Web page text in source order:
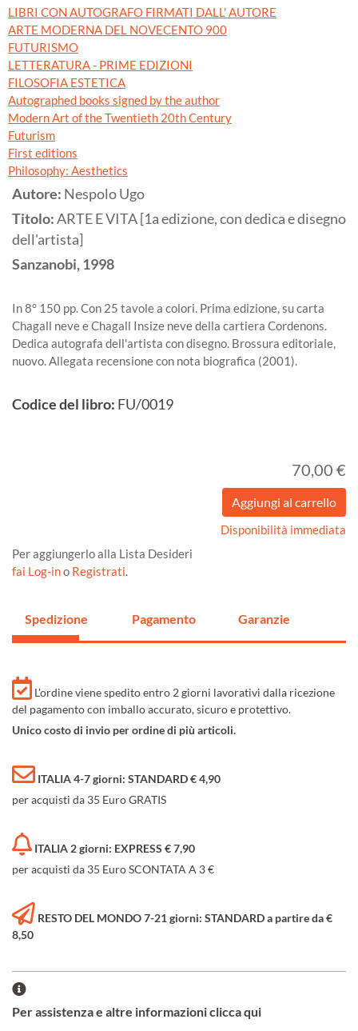
LIBRI CON AUTOGRAFO FIRMATI DALL' AUTORE
ARTE MODERNA DEL NOVECENTO 900
FUTURISMO
LETTERATURA - PRIME EDIZIONI
FILOSOFIA ESTETICA
Autographed books signed by the author
Modern Art of the Twentieth 20th Century
Futurism
First editions
Philosophy: Aesthetics
Autore: Nespolo Ugo
Titolo:ARTE E VITA [1a edizione, con dedica e disegno
dell'artista]
Sanzanobi,1998
In 8° 150 pp. Con 25 tavole a colori. Prima edizione, su carta
Chagall neve e Chagall Insize neve della cartiera Cordenons.
Dedica autografa dell'artista con disegno. Brossura editoriale,
nuovo. Allegata recensione con nota biografica (2001).
Codice del libro: FU/0019
70,00 €
Disponibilità immediata
Per aggiungerlo alla Lista Desideri
fai Log-ino Registrati.
Spedizione Pagamento Garanzie
L'ordine viene spedito entro 2 giorni lavorativi dalla ricezione
del pagamento con imballo accurato, sicuro e protettivo.
Unico costo di invio per ordine di più articoli.
ITALIA 4-7 giorni: STANDARD € 4,90
per acquisti da 35 Euro GRATIS
ITALIA 2 giorni: EXPRESS € 7,90
per acquisti da 35 Euro SCONTATA A 3 €
RESTO DEL MONDO 7-21 giorni: STANDARD a partire da €
8,50
Per assistenza e altre informazioni clicca qui